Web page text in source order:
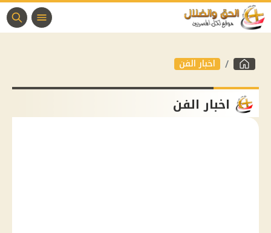
اخبار الفن
اخبار الفن